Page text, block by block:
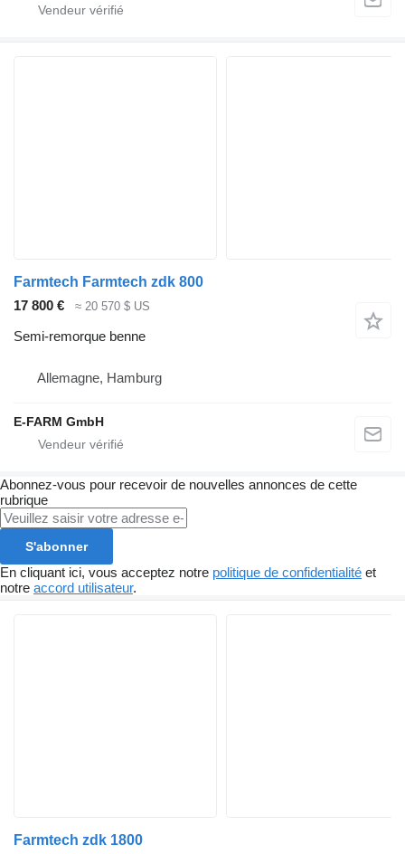
Farmtech Farmtech zdk 800
17 800 €
≈ 20 570 $ US
Semi-remorque benne
Allemagne, Hamburg
E-FARM GmbH
Abonnez-vous pour recevoir de nouvelles annonces de cette
rubrique
S'abonner
En cliquant ici, vous acceptez notre politique de confidentialité et
notre accord utilisateur.
Farmtech zdk 1800